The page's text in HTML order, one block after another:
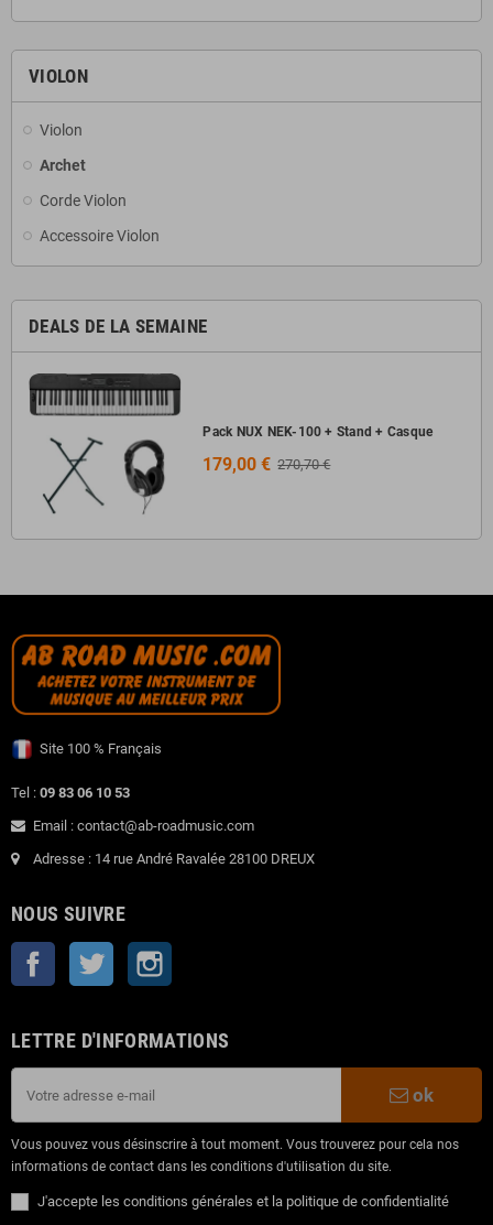
VIOLON
Violon
Archet
Corde Violon
Accessoire Violon
DEALS DE LA SEMAINE
Pack NUX NEK-100 + Stand + Casque
179,00 € 270,70 €
Site 100 % Français
Tel : 09 83 06 10 53
Email : contact@ab-roadmusic.com
Adresse : 14 rue André Ravalée 28100 DREUX
NOUS SUIVRE
Facebook Twitter
LETTRE D'INFORMATIONS
ok
Vous pouvez vous désinscrire à tout moment. Vous trouverez pour cela nos
informations de contact dans les conditions d'utilisation du site.
J'accepte les conditions générales et la politique de confidentialité